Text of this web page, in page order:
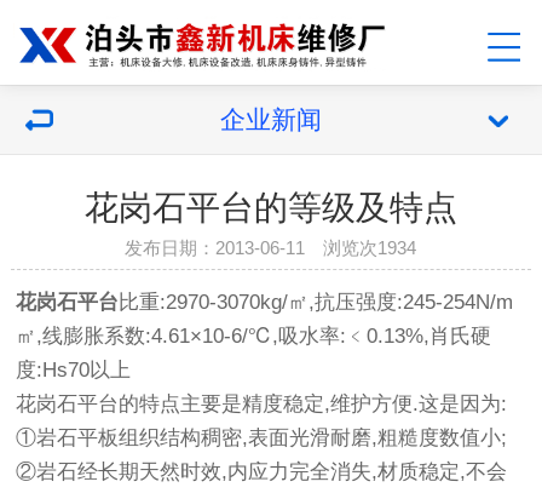
企业新闻
花岗石平台的等级及特点
发布日期：2013-06-11 浏览次1934
花岗石平台 比重:2970-3070kg/㎡,抗压强度:245-254N/m
㎡,线膨胀系数:4.61×10-6/℃,吸水率:﹤0.13%,肖氏硬
度:Hs70以上
花岗石平台的特点主要是精度稳定,维护方便.这是因为:
①岩石平板组织结构稠密,表面光滑耐磨,粗糙度数值小;
②岩石经长期天然时效,内应力完全消失,材质稳定,不会